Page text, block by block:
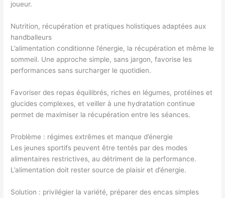
joueur.
Nutrition, récupération et pratiques holistiques adaptées aux
handballeurs
L’alimentation conditionne l’énergie, la récupération et même le
sommeil. Une approche simple, sans jargon, favorise les
performances sans surcharger le quotidien.
Favoriser des repas équilibrés, riches en légumes, protéines et
glucides complexes, et veiller à une hydratation continue
permet de maximiser la récupération entre les séances.
Problème : régimes extrêmes et manque d’énergie
Les jeunes sportifs peuvent être tentés par des modes
alimentaires restrictives, au détriment de la performance.
L’alimentation doit rester source de plaisir et d’énergie.
Solution : privilégier la variété, préparer des encas simples